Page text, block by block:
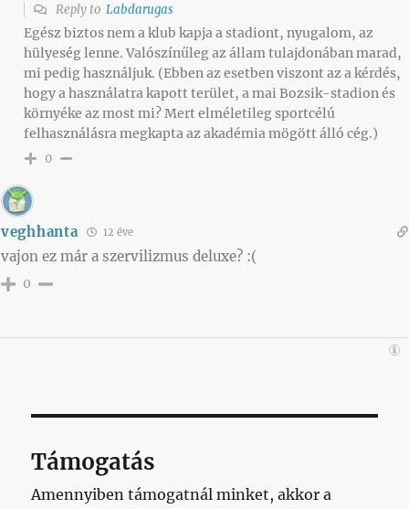
Reply to Labdarugas
Egész biztos nem a klub kapja a stadiont, nyugalom, az
hülyeség lenne. Valószínűleg az állam tulajdonában marad,
mi pedig használjuk. (Ebben az esetben viszont az a kérdés,
hogy a használatra kapott terület, a mai Bozsik-stadion és
környéke az most mi? Mert elméletileg sportcélú
felhasználásra megkapta az akadémia mögött álló cég.)
0
veghhanta 12 éve
vajon ez már a szervilizmus deluxe? :(
0
Támogatás
Amennyiben támogatnál minket, akkor a